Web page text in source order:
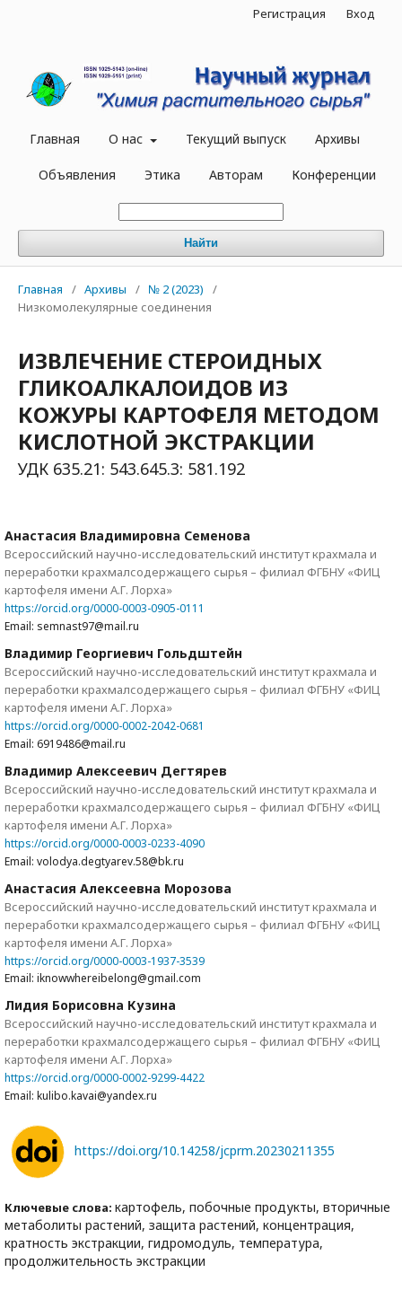
Главная О нас Текущий выпуск Архивы
Объявления Этика Авторам Конференции
Найти
Регистрация Вход
Главная / Архивы / № 2 (2023)
/
Низкомолекулярные соединения
ИЗВЛЕЧЕНИЕ СТЕРОИДНЫХ
ГЛИКОАЛКАЛОИДОВ ИЗ
КОЖУРЫ КАРТОФЕЛЯ МЕТОДОМ
КИСЛОТНОЙ ЭКСТРАКЦИИ
УДК 635.21: 543.645.3: 581.192
Анастасия Владимировна Семенова
Всероссийский научно-исследовательский институт крахмала и
переработки крахмалсодержащего сырья – филиал ФГБНУ «ФИЦ
картофеля имени А.Г. Лорха»
https://orcid.org/0000-0003-0905-0111
Email: semnast97@mail.ru
Владимир Георгиевич Гольдштейн
Всероссийский научно-исследовательский институт крахмала и
переработки крахмалсодержащего сырья – филиал ФГБНУ «ФИЦ
картофеля имени А.Г. Лорха»
https://orcid.org/0000-0002-2042-0681
Email: 6919486@mail.ru
Владимир Алексеевич Дегтярев
Всероссийский научно-исследовательский институт крахмала и
переработки крахмалсодержащего сырья – филиал ФГБНУ «ФИЦ
картофеля имени А.Г. Лорха»
https://orcid.org/0000-0003-0233-4090
Email: volodya.degtyarev.58@bk.ru
Анастасия Алексеевна Морозова
Всероссийский научно-исследовательский институт крахмала и
переработки крахмалсодержащего сырья – филиал ФГБНУ «ФИЦ
картофеля имени А.Г. Лорха»
https://orcid.org/0000-0003-1937-3539
Email: iknowwhereibelong@gmail.com
Лидия Борисовна Кузина
Всероссийский научно-исследовательский институт крахмала и
переработки крахмалсодержащего сырья – филиал ФГБНУ «ФИЦ
картофеля имени А.Г. Лорха»
https://orcid.org/0000-0002-9299-4422
Email: kulibo.kavai@yandex.ru
https://doi.org/10.14258/jcprm.20230211355
Ключевые слова: картофель, побочные продукты, вторичные
метаболиты растений, защита растений, концентрация,
кратность экстракции, гидромодуль, температура,
продолжительность экстракции